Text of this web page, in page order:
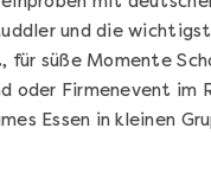
und die
süße Momente
oder Firmenevent im
Essen in kleinen